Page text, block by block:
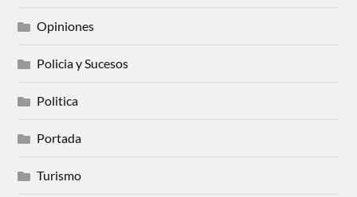
Opiniones
Policia y Sucesos
Politica
Portada
Turismo